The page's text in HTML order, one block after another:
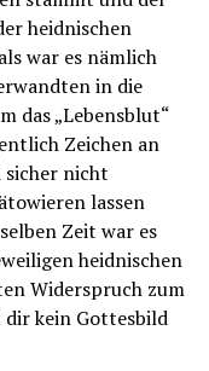
heidnischen
war es nämlich
in die
das „Lebensblut“
Zeichen an
nicht
lassen
Zeit war es
heidnischen
Widerspruch zum
dir kein Gottesbild